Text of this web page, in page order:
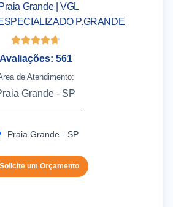
Grande | VGL
P.GRANDE
Avaliações: 561
de Atendimento:
Grande - SP
Praia Grande - SP
Solicite um Orçamento